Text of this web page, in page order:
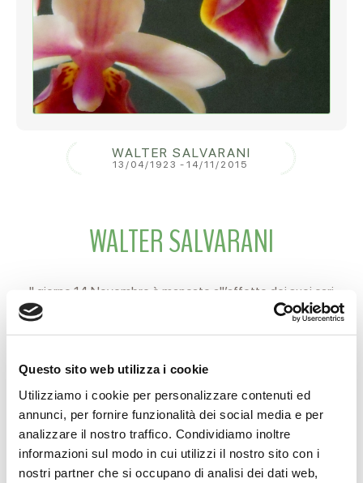
Questo sito web utilizza i cookie
Utilizziamo i cookie per personalizzare contenuti ed
annunci, per fornire funzionalità dei social media e per
analizzare il nostro traffico. Condividiamo inoltre
informazioni sul modo in cui utilizzi il nostro sito con i
nostri partner che si occupano di analisi dei dati web,
WALTER SALVARANI
13/04/1923 - 14/11/2015
WALTER SALVARANI
Il giorno 14 Novembre è mancato all’affetto dei suoi cari
Ne danno il triste annuncio a funerali avvenuti la moglie, il
figlio, la nuora e la nipotina.
Reggio Emilia, 17 Novembre 2015